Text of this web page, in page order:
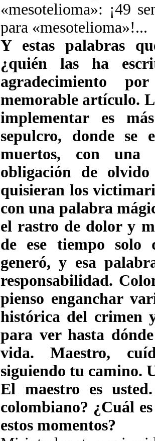
«mesotelioma»: ¡49
para «mesotelioma»!...
Y estas palabras
¿quién las ha
agradecimiento
memorable artículo.
implementar es
sepulcro, donde se
muertos, con una
obligación de
quisieran los
con una palabra
el rastro de dolor y
de ese tiempo solo
generó, y esa
responsabilidad.
pienso enganchar
histórica del crimen
para ver hasta
vida. Maestro,
siguiendo tu camino.
El maestro es
colombiano? ¿Cuál
estos momentos?